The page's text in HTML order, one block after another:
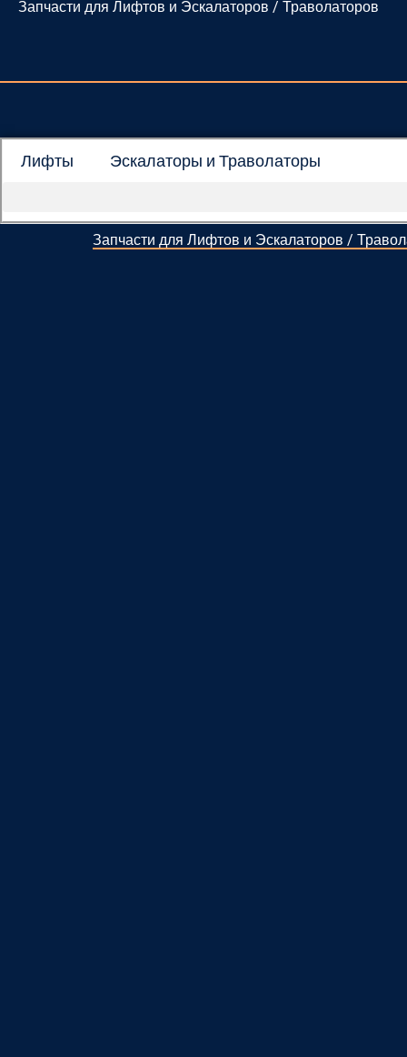
Перейти
Запчасти для Лифтов и Эскалаторов / Траволаторов
Лифты Эскалаторы и Траволаторы
Запчасти для Лифтов и Эскалаторов /